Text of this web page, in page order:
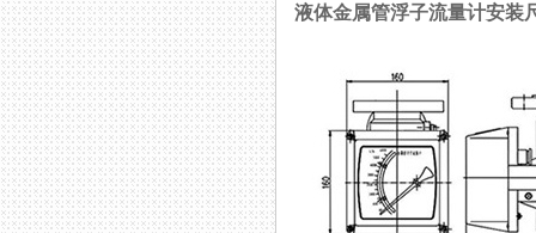
液体金属管浮子流量计安装